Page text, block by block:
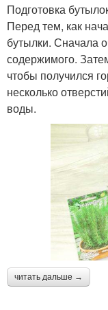
Подготовка
Перед тем, как
бутылки. Сначала
содержимого.
чтобы получился
несколько
воды.
читать дальше →